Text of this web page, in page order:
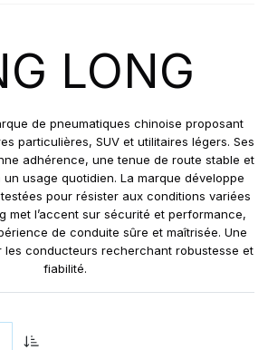
LONG
de pneumatiques chinoise proposant
particulières, SUV et utilitaires légers. Ses
adhérence, une tenue de route stable et
usage quotidien. La marque développe
pour résister aux conditions variées
met l’accent sur sécurité et performance,
de conduite sûre et maîtrisée. Une
les conducteurs recherchant robustesse et
fiabilité.